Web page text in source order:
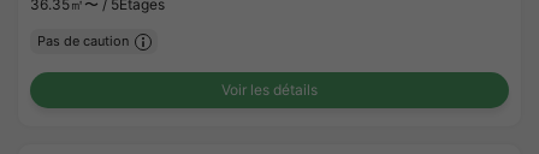
36.35㎡〜 / 5Etages
Pas de caution
Voir les détails